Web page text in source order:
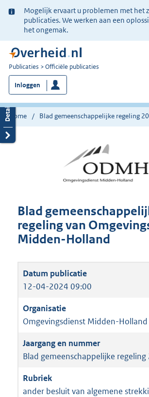
Ter
informatie:
Mogelijk ervaart u problemen met het
publicaties. We werken aan een
het ongemak.
U
bent
nu
hier:
Publicaties Officiële publicaties
Inloggen
Home Blad gemeenschappelijke regeling
Blad
regeling van
Midden-Holland
12-04-2024 09:00
Omgevingsdienst Midden-Holland
Blad gemeenschappelijke
ander besluit van algemene